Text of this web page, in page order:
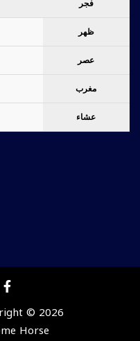
© 2026
Horse